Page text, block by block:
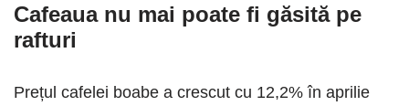
Cafeaua nu mai poate fi găsită pe
rafturi
Prețul cafelei boabe a crescut cu 12,2% în aprilie